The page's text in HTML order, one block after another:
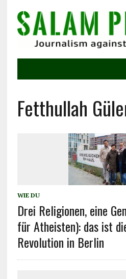
Fetthullah
WIE DU
Drei Religionen, eine
für Atheisten): das ist
Revolution in Berlin